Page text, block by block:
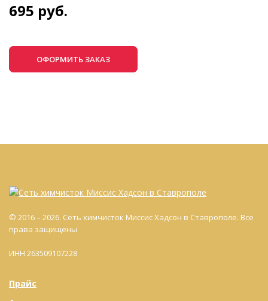
695 руб.
ОФОРМИТЬ ЗАКАЗ
© 2016 – 2026. Сеть химчисток Миссис Хадсон в Ставрополе. Все
права защищены
ИНН 263509107228
Прайс